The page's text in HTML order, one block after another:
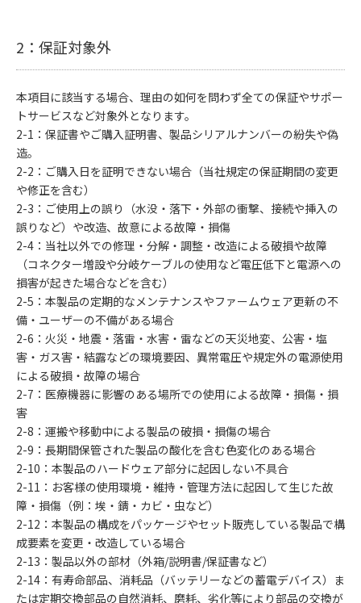
2：保証対象外
本項目に該当する場合、理由の如何を問わず全ての保証やサポー
トサービスなど対象外となります。
2-1：保証書やご購入証明書、製品シリアルナンバーの紛失や偽
造。
2-2：ご購入日を証明できない場合（当社規定の保証期間の変更
や修正を含む）
2-3：ご使用上の誤り（水没・落下・外部の衝撃、接続や挿入の
誤りなど）や改造、故意による故障・損傷
2-4：当社以外での修理・分解・調整・改造による破損や故障
（コネクター増設や分岐ケーブルの使用など電圧低下と電源への
損害が起きた場合などを含む）
2-5：本製品の定期的なメンテナンスやファームウェア更新の不
備・ユーザーの不備がある場合
2-6：火災・地震・落雷・水害・雷などの天災地変、公害・塩
害・ガス害・結露などの環境要因、異常電圧や規定外の電源使用
による破損・故障の場合
2-7：医療機器に影響のある場所での使用による故障・損傷・損
害
2-8：運搬や移動中による製品の破損・損傷の場合
2-9：長期間保管された製品の酸化を含む色変化のある場合
2-10：本製品のハードウェア部分に起因しない不具合
2-11：お客様の使用環境・維持・管理方法に起因して生じた故
障・損傷（例：埃・錆・カビ・虫など）
2-12：本製品の構成をパッケージやセット販売している製品で構
成要素を変更・改造している場合
2-13：製品以外の部材（外箱/説明書/保証書など）
2-14：有寿命部品、消耗品（バッテリーなどの蓄電デバイス）ま
たは定期交換部品の自然消耗、磨耗、劣化等により部品の交換が